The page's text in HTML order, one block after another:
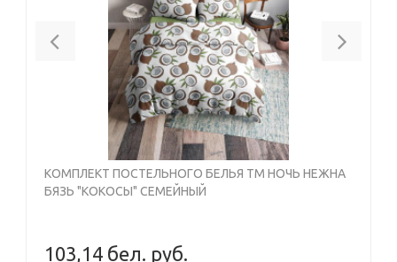
Previous
КОМПЛЕКТ ПОСТЕЛЬНОГО БЕЛЬЯ ТМ НОЧЬ НЕЖНА
БЯЗЬ "КОКОСЫ" СЕМЕЙНЫЙ
103,14 бел. руб.